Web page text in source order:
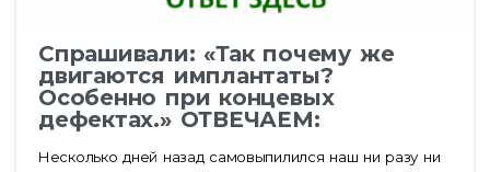
Спрашивали: «Так почему же
двигаются имплантаты?
Особенно при концевых
дефектах.» ОТВЕЧАЕМ:
Несколько дней назад самовыпилился наш ни разу ни